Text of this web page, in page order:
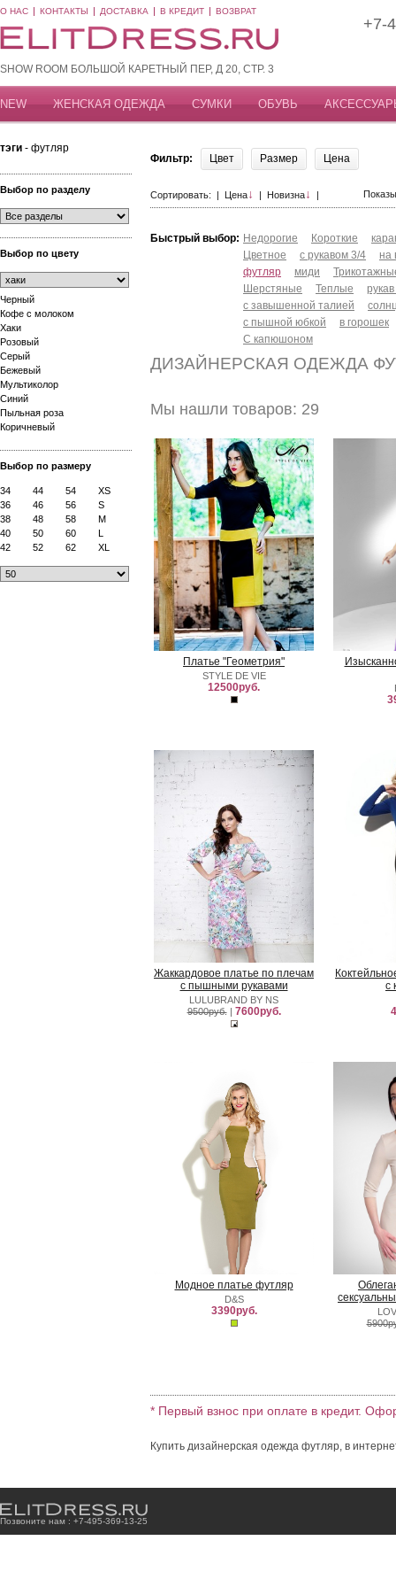
О НАС КОНТАКТЫ ДОСТАВКА В КРЕДИТ ВОЗВРАТ
SHOW ROOM БОЛЬШОЙ КАРЕТНЫЙ ПЕР, Д 20, СТР. 3
+7-
NEW ЖЕНСКАЯ ОДЕЖДА СУМКИ ОБУВЬ
тэги - футляр
Выбор по разделу
Выбор по цвету
Черный
Кофе с молоком
Хаки
Розовый
Серый
Бежевый
Мультиколор
Синий
Пыльная роза
Коричневый
Выбор по размеру
34 44 54
XS
36
46 56
S
38
48 58
M
40
50 60
L
42
52 62 XL
Фильтр: Цвет Размер Цена
Сортировать: | Цена↓ | Новизна↓ |
Быстрый выбор: Недорогие Короткие
Цветное
с рукавом 3/4
на
футляр
миди
Шерстяные
Теплые
с завышенной талией
с пышной юбкой
в горошек
С капюшоном
ДИЗАЙНЕРСКАЯ ОДЕЖДА
Мы нашли товаров: 29
Платье "Геометрия"
STYLE DE VIE
12500руб.
Жаккардовое платье по плечам
с пышными рукавами
LULUBRAND BY NS
9500руб.| 7600руб.
с
Модное платье футляр
D&S
3390руб.
* Первый взнос при оплате в кредит.
Купить дизайнерская одежда футляр, в
Позвоните нам : +7-495-369-13-25